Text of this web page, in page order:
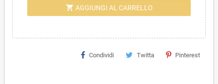
shopping_cart AGGIUNGI AL CARRELLO
Condividi Twitta Pinterest